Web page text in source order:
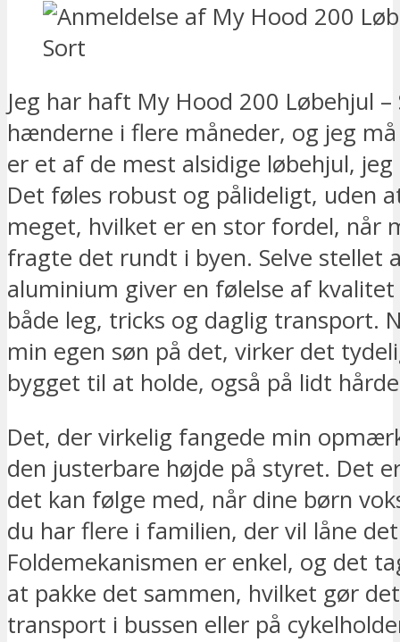
Jeg har haft My Hood 200 Løbehjul –
hænderne i flere måneder, og jeg
er et af de mest alsidige løbehjul,
Det føles robust og pålideligt, uden
meget, hvilket er en stor fordel, når
fragte det rundt i byen. Selve stellet
aluminium giver en følelse af
både leg, tricks og daglig transport.
min egen søn på det, virker det
bygget til at holde, også på lidt
Det, der virkelig fangede min
den justerbare højde på styret. Det
det kan følge med, når dine børn
du har flere i familien, der vil låne
Foldemekanismen er enkel, og det
at pakke det sammen, hvilket gør
transport i bussen eller på